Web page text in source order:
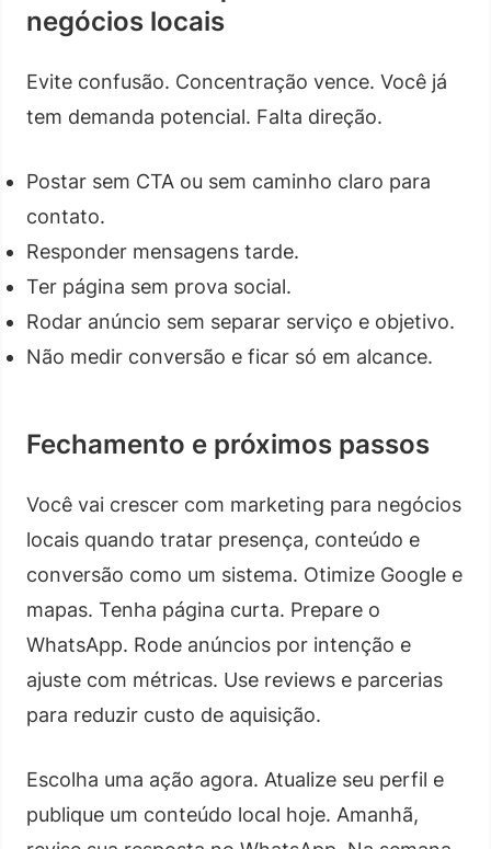
negócios locais
Evite confusão. Concentração vence. Você já
tem demanda potencial. Falta direção.
Postar sem CTA ou sem caminho claro para
contato.
Responder mensagens tarde.
Ter página sem prova social.
Rodar anúncio sem separar serviço e objetivo.
Não medir conversão e ficar só em alcance.
Fechamento e próximos passos
Você vai crescer com marketing para negócios
locais quando tratar presença, conteúdo e
conversão como um sistema. Otimize Google e
mapas. Tenha página curta. Prepare o
WhatsApp. Rode anúncios por intenção e
ajuste com métricas. Use reviews e parcerias
para reduzir custo de aquisição.
Escolha uma ação agora. Atualize seu perfil e
publique um conteúdo local hoje. Amanhã,